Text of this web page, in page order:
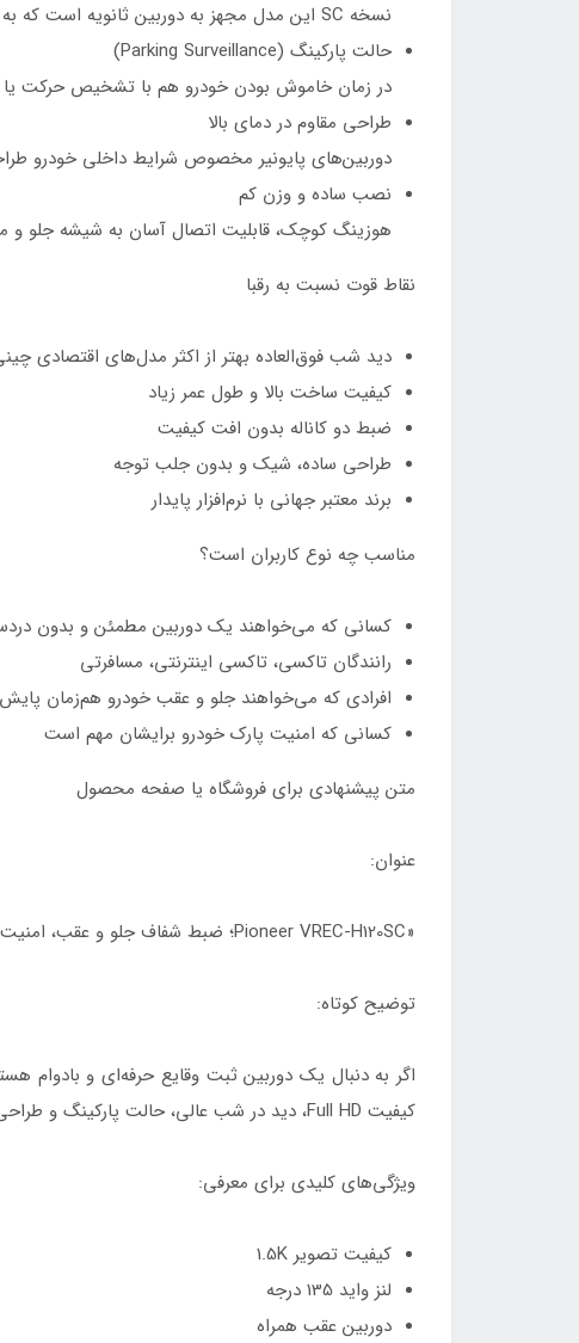
نسخه SC این مدل مجهز به دوربین ثانویه است که به شیشه عقب خودرو نصب می‌شود. ضبط هم‌زمان جلو و عقب باعث افزایش امنیت و ثبت دقیق حوادث می‌شود.
حالت پارکینگ (Parking Surveillance)
در زمان خاموش بودن خودرو هم با تشخیص حرکت یا
طراحی مقاوم در دمای بالا
دوربین‌های پایونیر مخصوص شرایط داخلی خودرو
نصب ساده و وزن کم
هوزینگ کوچک، قابلیت اتصال آسان به شیشه جلو و
نقاط قوت نسبت به رقبا
دید شب فوق‌العاده بهتر از اکثر مدل‌های اقتصادی
کیفیت ساخت بالا و طول عمر زیاد
ضبط دو کاناله بدون افت کیفیت
طراحی ساده، شیک و بدون جلب توجه
برند معتبر جهانی با نرم‌افزار پایدار
مناسب چه نوع کاربران است؟
کسانی که می‌خواهند یک دوربین مطمئن و بدون
رانندگان تاکسی، تاکسی اینترنتی، مسافرتی
افرادی که می‌خواهند جلو و عقب خودرو هم‌زمان
کسانی که امنیت پارک خودرو برایشان مهم است
متن پیشنهادی برای فروشگاه یا صفحه محصول
عنوان:
«Pioneer VREC‑H120SC؛ ضبط شفاف جلو و عقب، امنیت کامل در هر مسیر»
توضیح کوتاه:
کیفیت Full HD، دید در شب عالی، حالت پارکینگ و طراحی جمع‌وجور، این مدل را به گزینه‌ای کامل برای رانندگی روزمره و مسافرت تبدیل کرده است.
ویژگی‌های کلیدی برای معرفی:
کیفیت تصویر 1.5K
لنز واید 135 درجه
دوربین عقب همراه